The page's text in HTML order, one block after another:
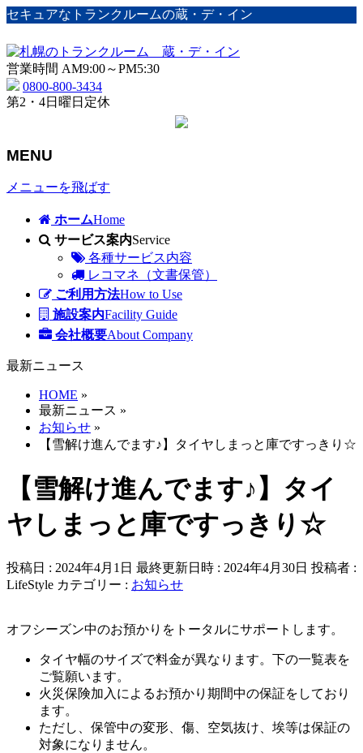
セキュアなトランクルームの蔵・デ・イン
営業時間 AM9:00～PM5:30
0800-800-3434
第2・4日曜日定休
MENU
メニューを飛ばす
ホームHome
サービス案内Service
各種サービス内容
レコマネ（文書保管）
ご利用方法How to Use
施設案内Facility Guide
会社概要About Company
最新ニュース
HOME »
最新ニュース »
お知らせ »
【雪解け進んでます♪】タイヤしまっと庫ですっきり☆
【雪解け進んでます♪】タイ
ヤしまっと庫ですっきり☆
投稿日 : 2024年4月1日 最終更新日時 : 2024年4月30日 投稿者 :
LifeStyle カテゴリー : お知らせ
オフシーズン中のお預かりをトータルにサポートします。
タイヤ幅のサイズで料金が異なります。下の一覧表を
ご覧願います。
火災保険加入によるお預かり期間中の保証をしており
ます。
ただし、保管中の変形、傷、空気抜け、埃等は保証の
対象になりません。